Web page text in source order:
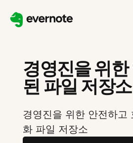
경영진을 위
된 파일 저장소
경영진을 위한 안전하고
화 파일 저장소